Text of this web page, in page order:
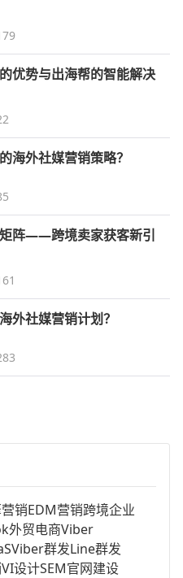
优势与出海帮的智能解决
海外社媒营销策略？
阵——跨境卖家获客新引
外社媒营销计划？
销EDM营销跨境企业
外贸电商Viber
Viber群发Line群发
VI设计SEM官网建设